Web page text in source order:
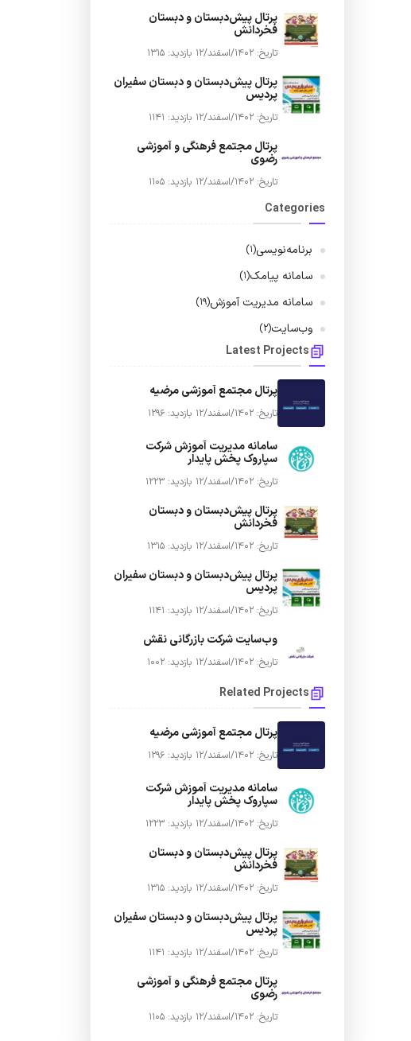
پرتال پیش‌دبستان و دبستان
فخردانش
تاریخ: 1402/اسفند/12 بازدید: 1315
پرتال پیش‌دبستان و دبستان سفیران
پردیس
تاریخ: 1402/اسفند/12 بازدید: 1141
پرتال مجتمع فرهنگی و آموزشی
رضوی
تاریخ: 1402/اسفند/12 بازدید: 1105
Categories
برنامه‌نویسی(1)
سامانه پیامک(1)
سامانه مدیریت آموزش(19)
وب‌سایت(2)
Latest Projects
پرتال مجتمع آموزشی مرضیه
تاریخ: 1402/اسفند/12 بازدید: 1296
سامانه مدیریت آموزش شرکت
سپاروک پخش پایدار
تاریخ: 1402/اسفند/12 بازدید: 1223
پرتال پیش‌دبستان و دبستان
فخردانش
تاریخ: 1402/اسفند/12 بازدید: 1315
پرتال پیش‌دبستان و دبستان سفیران
پردیس
تاریخ: 1402/اسفند/12 بازدید: 1141
وب‌سایت شرکت بازرگانی نقش
تاریخ: 1402/اسفند/12 بازدید: 1002
Related Projects
پرتال مجتمع آموزشی مرضیه
تاریخ: 1402/اسفند/12 بازدید: 1296
سامانه مدیریت آموزش شرکت
سپاروک پخش پایدار
تاریخ: 1402/اسفند/12 بازدید: 1223
پرتال پیش‌دبستان و دبستان
فخردانش
تاریخ: 1402/اسفند/12 بازدید: 1315
پرتال پیش‌دبستان و دبستان سفیران
پردیس
تاریخ: 1402/اسفند/12 بازدید: 1141
پرتال مجتمع فرهنگی و آموزشی
رضوی
تاریخ: 1402/اسفند/12 بازدید: 1105